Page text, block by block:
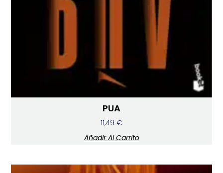
PUA
11,49 €
Añadir Al Carrito